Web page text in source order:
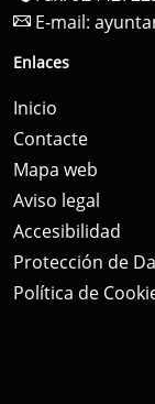
E-mail:
Enlaces
Inicio
Contacte
Mapa web
Aviso legal
Accesibilidad
Protección de
Política de